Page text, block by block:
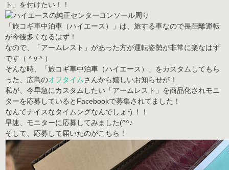
ト」を付けたい！！
「旅コギ車中泊車（ハイエース）」は、旅する車なので長距離運転
が今後多くなるはず！
なので、「アームレスト」があった方が運転姿勢が非常に楽なはず
です（＾ν＾）
そんな時、「旅コギ車中泊車（ハイエース）」をカスタムしてもら
った、 広島のオフタイム さんから嬉しいお知らせが！
私が、今早急にカスタムしたい「アームレスト」を商品化されモニ
ターを応募しているとFacebookで募集されてました！
なんてナイスなタイムングなんでしょう！！
早速、モニターに応募してみました(^^♪
そして、応募して届いたのがこちら！